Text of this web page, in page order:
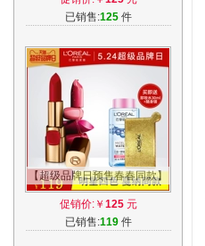
保湿
已销售:125件
【超级品牌日预售春春同款】
欧莱雅口红纷泽滋润唇膏 金管
M406
促销价:￥ 125元
已销售:119件